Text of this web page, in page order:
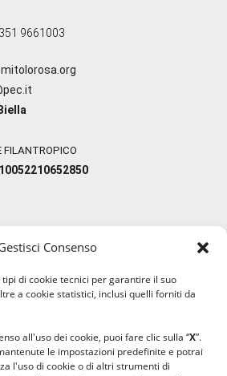
Consenso
di cookie tecnici per garantire il suo
a cookie statistici, inclusi quelli forniti da
all'uso dei cookie, puoi fare clic sulla “X”.
le impostazioni predefinite e potrai
l'uso di cookie o di altri strumenti di
9661003
#lanaterapia